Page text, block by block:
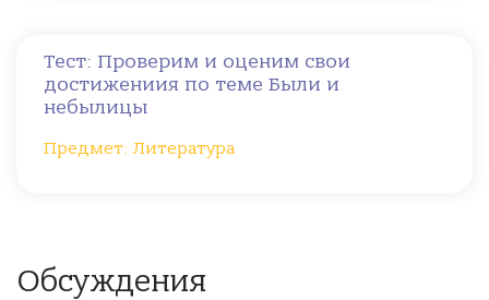
Тест: Проверим и оценим свои
достижениия по теме Были и
небылицы
Предмет: Литература
Обсуждения